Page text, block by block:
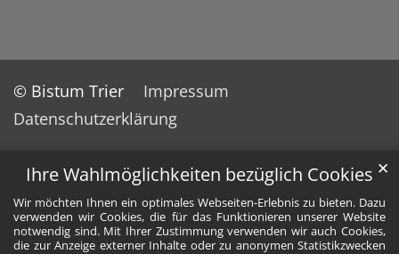
Ihre Wahlmöglichkeiten bezüglich Cookies
Wir möchten Ihnen ein optimales Webseiten-Erlebnis zu bieten. Dazu
verwenden wir Cookies, die für das Funktionieren unserer Website
notwendig sind. Mit Ihrer Zustimmung verwenden wir auch Cookies,
die zur Anzeige externer Inhalte oder zu anonymen Statistikzwecken
✕
© Bistum Trier
Impressum
Datenschutzerklärung